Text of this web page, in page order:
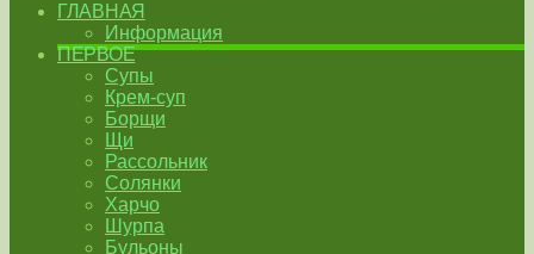
ГЛАВНАЯ
Информация
ПЕРВОЕ
Супы
Крем-суп
Борщи
Щи
Рассольник
Солянки
Харчо
Шурпа
Бульоны